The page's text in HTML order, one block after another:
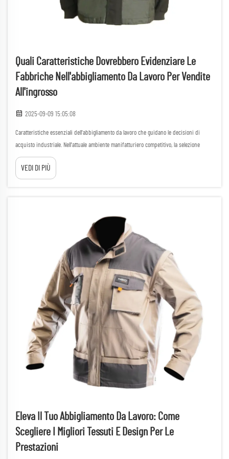
Quali Caratteristiche Dovrebbero Evidenziare Le
Fabbriche Nell'abbigliamento Da Lavoro Per Vendite
All'ingrosso
2025-09-09 15:05:08
Caratteristiche essenziali dell'abbigliamento da lavoro che guidano le decisioni di
acquisto industriale. Nell'attuale ambiente manifatturiero competitivo, la selezione
dell'abbigliamento da lavoro per vendite all'ingrosso richiede un'attenta valutazione di
diversi fattori che influiscono sia sulla sicurezza dei lavoratori sia su...
VEDI DI PIÙ
Eleva Il Tuo Abbigliamento Da Lavoro: Come
Scegliere I Migliori Tessuti E Design Per Le
Prestazioni